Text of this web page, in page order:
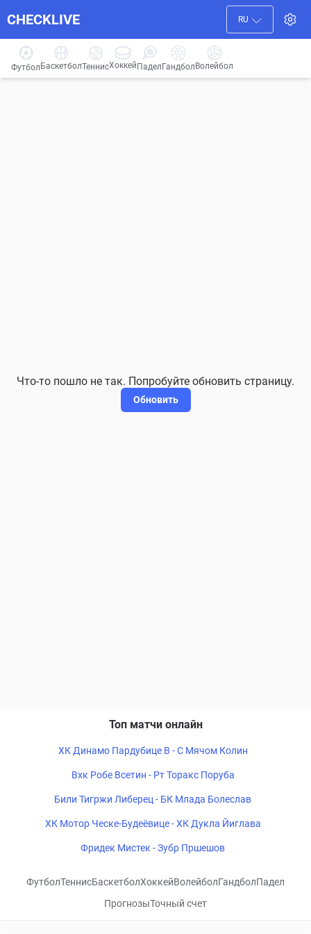
CHECKLIVE RU
Футбол БаскетболТеннисХоккей ПаделГандбол Волейбол
Что-то пошло не так. Попробуйте обновить страницу.
Обновить
Топ матчи онлайн
ХК Динамо Пардубице B - С Мячом Колин
Вхк Робе Всетин - Рт Торакс Поруба
Били Тигржи Либерец - БК Млада Болеслав
ХК Мотор Ческе-Будеёвице - ХК Дукла Йиглава
Фридек Мистек - Зубр Пршешов
ФутболТеннисБаскетболХоккейВолейболГандболПадел
ПрогнозыТочный счет